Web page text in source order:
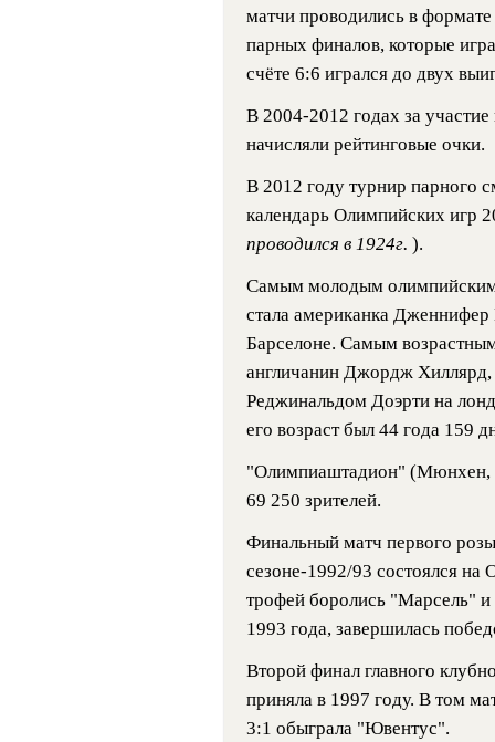
матчи проводились в
парных финалов, которые
счёте 6:6 игрался до двух
В 2004-2012 годах за
начисляли рейтинговые очки.
В 2012 году турнир парного
календарь Олимпийских игр
проводился в 1924г. ).
Самым молодым олимпийским
стала американка
Барселоне. Самым
англичанин Джордж Хиллярд,
Реджинальдом Доэрти на
его возраст был 44 года 159
"Олимпиаштадион" (Мюнхен,
69 250 зрителей.
Финальный матч первого
сезоне-1992/93 состоялся
трофей боролись "Марсель"
1993 года, завершилась
Второй финал главного
приняла в 1997 году. В том
3:1 обыграла "Ювентус".